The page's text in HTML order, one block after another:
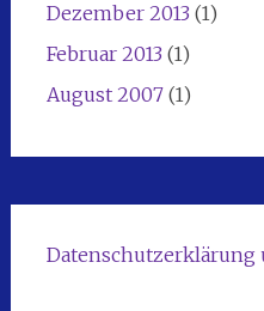
Dezember 2013 (1)
Februar 2013 (1)
August 2007(1)
Datenschutzerklärung